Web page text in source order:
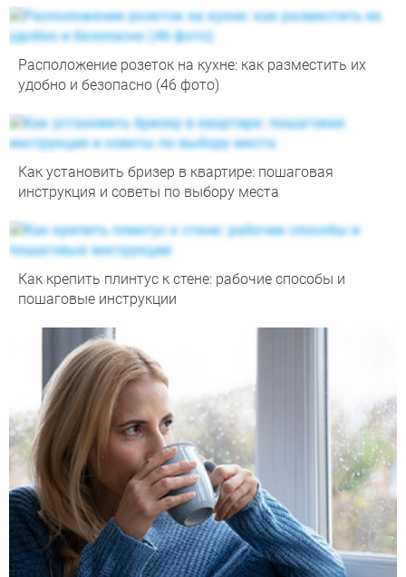
Расположение розеток на кухне: как разместить их
удобно и безопасно (46 фото)
Как установить бризер в квартире: пошаговая
инструкция и советы по выбору места
Как крепить плинтус к стене: рабочие способы и
пошаговые инструкции